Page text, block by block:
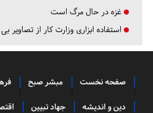
غزه در حال مرگ است
استفاده ابزاری وزارت کار از
صفحه نخست مبشر صبح
دین و اندیشه جهاد تبیین